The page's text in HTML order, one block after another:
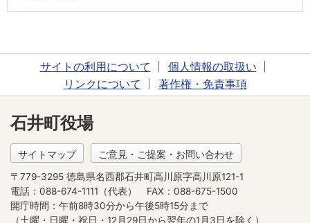
サイトの利用について
個人情報の取扱い
リンクについて
著作権・免責事項
石井町役場
サイトマップ ご意見・ご提案・お問い合わせ
〒779-3295 徳島県名西郡石井町高川原字高川原121-1
電話：088-674-1111（代表）
FAX：088-675-1500
開庁時間：午前8時30分から午後5時15分まで
（土曜・日曜・祝日・12月29日から翌年の1月3日を除く）